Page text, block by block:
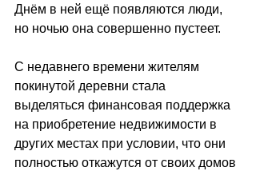
Днём в ней ещё появляются люди,
но ночью она совершенно пустеет.
С недавнего времени жителям
покинутой деревни стала
выделяться финансовая поддержка
на приобретение недвижимости в
других местах при условии, что они
полностью откажутся от своих домов